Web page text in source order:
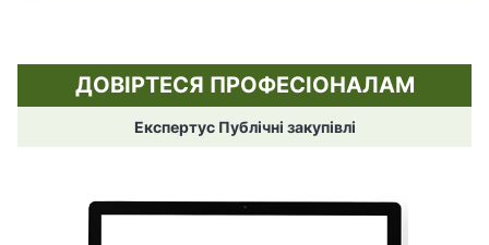
ДОВІРТЕСЯ ПРОФЕСІОНАЛАМ
Експертус Публічні закупівлі